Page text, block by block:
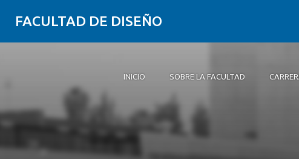
FACULTAD DE DISEÑO
INICIO SOBRE LA FACULTAD
Sobre la Facultad
Postgrados y educación continua
Investigación
Vinculación con el medio